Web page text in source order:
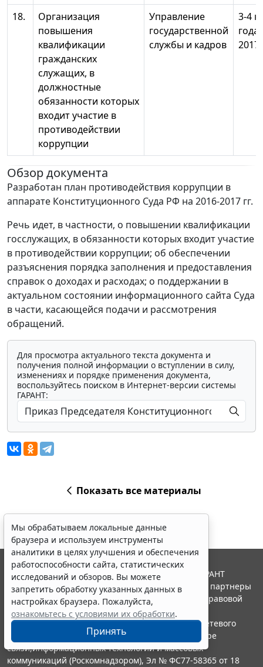
18.
Организация
повышения
квалификации
гражданских
служащих, в
должностные
обязанности которых
входит участие в
противодействии
коррупции
Управление
государственной
службы и кадров
3-4
2017
Обзор документа
Разработан план противодействия коррупции в
аппарате Конституционного Суда РФ на 2016-2017 гг.
Речь идет, в частности, о повышении квалификации
госслужащих, в обязанности которых входит участие
в противодействии коррупции; об обеспечении
разъяснения порядка заполнения и предоставления
справок о доходах и расходах; о поддержании в
актуальном состоянии информационного сайта Суда
в части, касающейся подачи и рассмотрения
обращений.
Для просмотра актуального текста документа и
получения полной информации о вступлении в силу,
изменениях и порядке применения документа,
воспользуйтесь поиском в Интернет-версии системы
ГАРАНТ:
Показать все материалы
Мы обрабатываем локальные данные
браузера и используем инструменты
аналитики в целях улучшения и обеспечения
работоспособности сайта, статистических
исследований и обзоров. Вы можете
запретить обработку указанных данных в
настройках браузера. Пожалуйста,
ознакомьтесь с условиями их обработки.
Принять
© ООО "НПП "ГАРАНТ-СЕРВИС", 2026. Система ГАРАНТ
выпускается с 1990 года. Компания "Гарант" и ее партнеры
являются участниками Российской ассоциации правовой
информации ГАРАНТ.
Портал ГАРАНТ.РУ зарегистрирован в качестве сетевого
издания Федеральной службой по надзору в сфере
связи,информационных технологий и массовых
коммуникаций (Роскомнадзором), Эл № ФС77-58365 от 18